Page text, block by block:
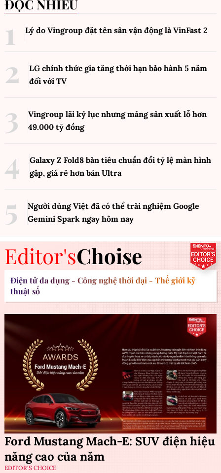
ĐỌC NHIỀU
Lý do Vingroup đặt tên sân vận động là VinFast 2
LG chính thức gia tăng thời hạn bảo hành 5 năm
đối với TV
Vingroup lãi kỷ lục nhưng mảng sản xuất lỗ hơn
49.000 tỷ đồng
Galaxy Z Fold8 bản tiêu chuẩn đổi tỷ lệ màn hình
gập, giá rẻ hơn bản Ultra
Người dùng Việt đã có thể trải nghiệm Google
Gemini Spark ngay hôm nay
Editor'sChoise
Điện tử đa dụng - Công nghệ thời đại - Thế giới kỹ
thuật số
Ford Mustang Mach-E: SUV điện hiệu
năng cao của năm
EDITOR'S CHOICE